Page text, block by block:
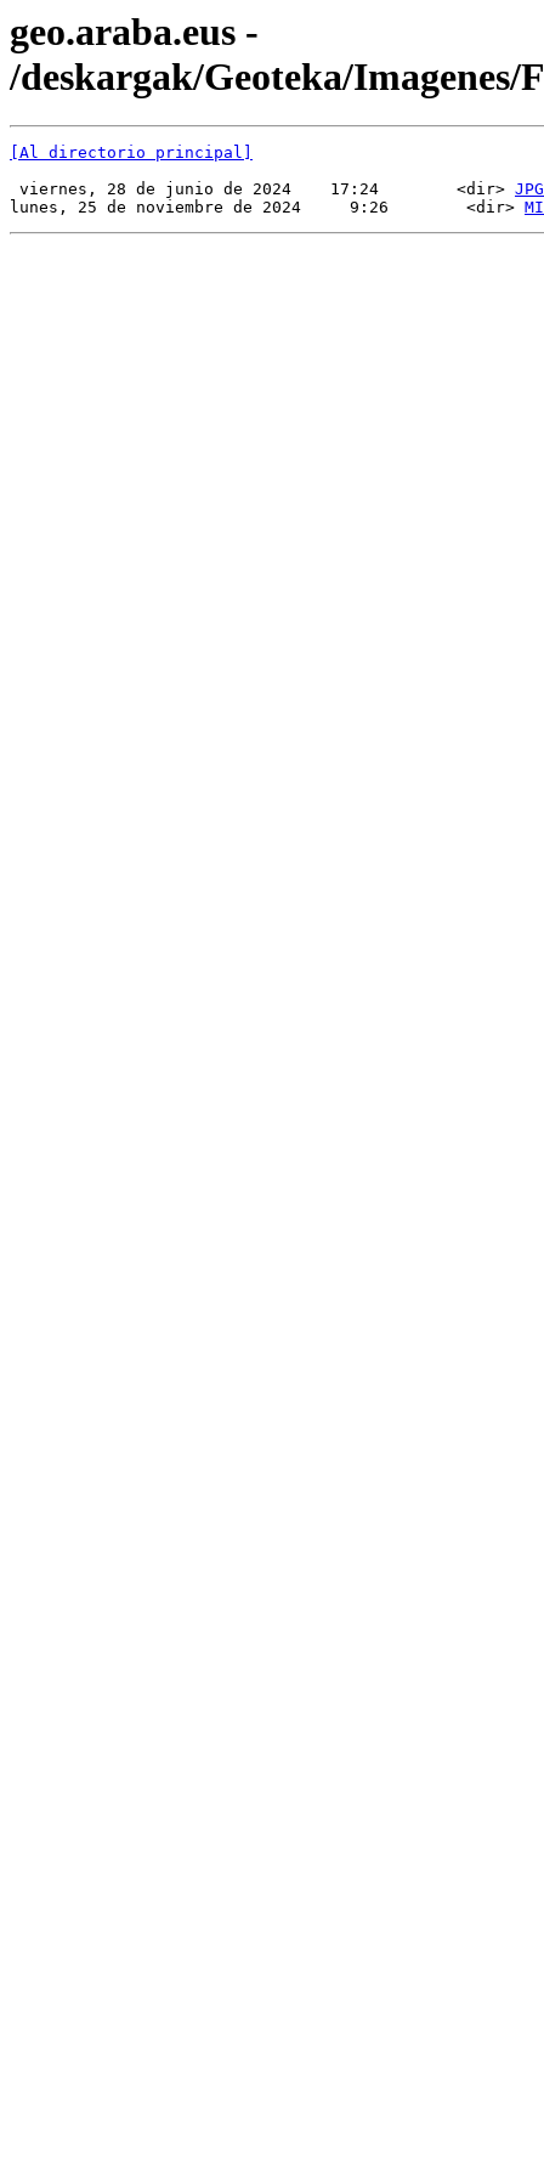
geo.araba.eus -
/deskargak/Geoteka/Imagenes/
[Al directorio principal]
viernes, 28 de junio de 2024    17:24        <dir> JPG
lunes, 25 de noviembre de 2024     9:26        <dir>